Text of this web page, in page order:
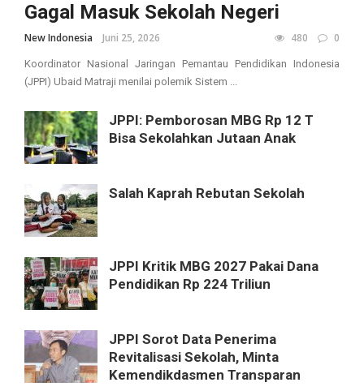
Gagal Masuk Sekolah Negeri
New Indonesia Juni 25, 2026 480 0
Koordinator Nasional Jaringan Pemantau Pendidikan Indonesia
(JPPI) Ubaid Matraji menilai polemik Sistem ...
JPPI: Pemborosan MBG Rp 12 T
Bisa Sekolahkan Jutaan Anak
Salah Kaprah Rebutan Sekolah
JPPI Kritik MBG 2027 Pakai Dana
Pendidikan Rp 224 Triliun
JPPI Sorot Data Penerima
Revitalisasi Sekolah, Minta
Kemendikdasmen Transparan